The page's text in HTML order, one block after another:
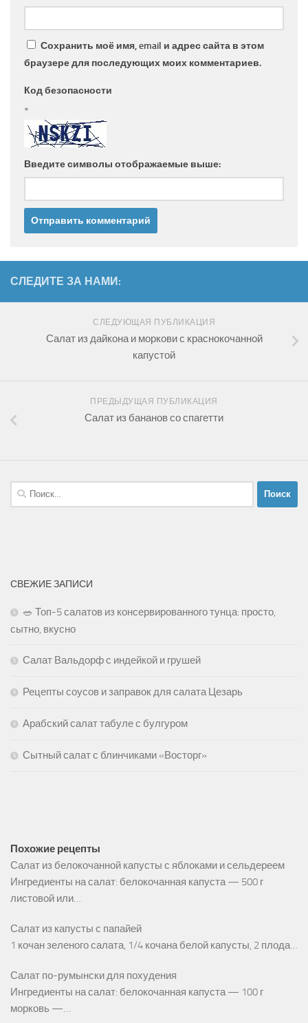
Сохранить моё имя, email и адрес сайта в этом
браузере для последующих моих комментариев.
Код безопасности
*
Введите символы отображаемые выше:
СЛЕДИТЕ ЗА НАМИ:
СЛЕДУЮЩАЯ ПУБЛИКАЦИЯ
Салат из дайкона и моркови с краснокочанной
капустой
ПРЕДЫДУЩАЯ ПУБЛИКАЦИЯ
Салат из бананов со спагетти
Найти:
СВЕЖИЕ ЗАПИСИ
🥗 Топ-5 салатов из консервированного тунца: просто,
сытно, вкусно
Салат Вальдорф с индейкой и грушей
Рецепты соусов и заправок для салата Цезарь
Арабский салат табуле с булгуром
Сытный салат с блинчиками «Восторг»
Похожие рецепты
Салат из белокочанной капусты с яблоками и сельдереем
Ингредиенты на салат: белокочанная капуста — 500 г
листовой или…
Салат из капусты с папайей
1 кочан зеленого салата, 1/4 кочана белой капусты, 2 плода…
Салат по-румынски для похудения
Ингредиенты на салат: белокочанная капуста — 100 г
морковь —…